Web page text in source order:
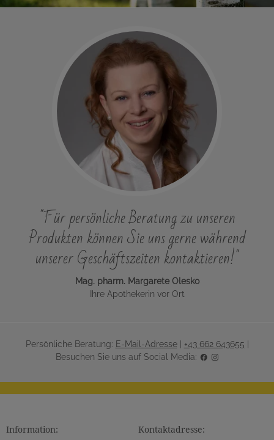
"Für persönliche Beratung zu unseren
Produkten können Sie uns gerne während
unserer Geschäftszeiten kontaktieren!"
Mag. pharm. Margarete Olesko
Ihre Apothekerin vor Ort
Persönliche Beratung: E-Mail-Adresse| +43 662 643655
Besuchen Sie uns auf Social Media:
Information: Kontaktadresse: